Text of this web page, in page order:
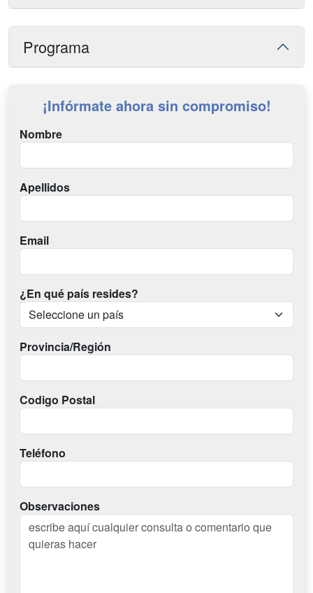
Programa
¡Infórmate ahora sin compromiso!
Nombre
Apellidos
Email
¿En qué país resides?
Provincia/Región
Codigo Postal
Teléfono
Observaciones